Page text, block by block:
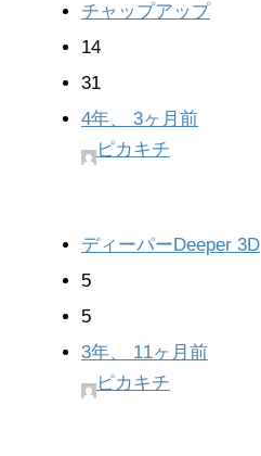
チャップアップ
14
31
4年、 3ヶ月前
ピカキチ
ディーパーDeeper 3D
5
5
3年、 11ヶ月前
ピカキチ